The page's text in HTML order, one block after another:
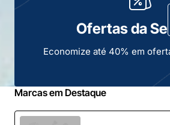
Ofertas da
Economize até 40% em
Marcas em Destaque